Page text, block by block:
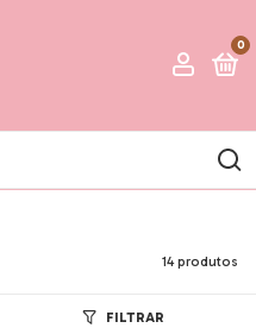
0
14 produtos
FILTRAR